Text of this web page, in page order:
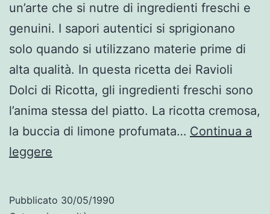
un’arte che si nutre di ingredienti freschi e
genuini. I sapori autentici si sprigionano
solo quando si utilizzano materie prime di
alta qualità. In questa ricetta dei Ravioli
Dolci di Ricotta, gli ingredienti freschi sono
l’anima stessa del piatto. La ricotta cremosa,
la buccia di limone profumata… Continua a
leggere
dolci:
Pubblicato 30/05/1990